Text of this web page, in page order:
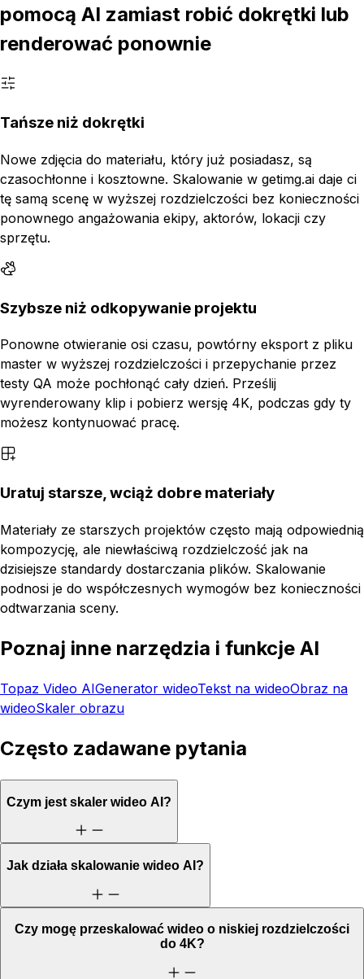
pomocą AI zamiast robić dokrętki lub
renderować ponownie
Tańsze niż dokrętki
Nowe zdjęcia do materiału, który już posiadasz, są
czasochłonne i kosztowne. Skalowanie w getimg.ai daje ci
tę samą scenę w wyższej rozdzielczości bez konieczności
ponownego angażowania ekipy, aktorów, lokacji czy
sprzętu.
Szybsze niż odkopywanie projektu
Ponowne otwieranie osi czasu, powtórny eksport z pliku
master w wyższej rozdzielczości i przepychanie przez
testy QA może pochłonąć cały dzień. Prześlij
wyrenderowany klip i pobierz wersję 4K, podczas gdy ty
możesz kontynuować pracę.
Uratuj starsze, wciąż dobre materiały
Materiały ze starszych projektów często mają odpowiednią
kompozycję, ale niewłaściwą rozdzielczość jak na
dzisiejsze standardy dostarczania plików. Skalowanie
podnosi je do współczesnych wymogów bez konieczności
odtwarzania sceny.
Poznaj inne narzędzia i funkcje AI
Topaz Video AIGenerator wideoTekst na wideoObraz na
wideoSkaler obrazu
Często zadawane pytania
Czym jest skaler wideo AI?
Jak działa skalowanie wideo AI?
Czy mogę przeskalować wideo o niskiej rozdzielczości
do 4K?